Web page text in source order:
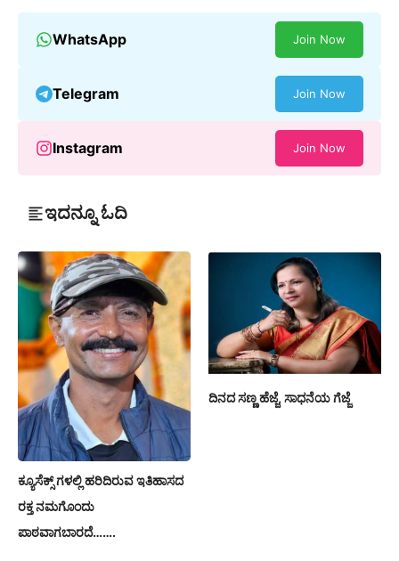
WhatsApp Join Now
Telegram Join Now
Instagram Join Now
ಇದನ್ನೂ ಓದಿ
ಕ್ಯೂಸೆಕ್ಸ್ ಗಳಲ್ಲಿ ಹರಿದಿರುವ ಇತಿಹಾಸದ
ರಕ್ತ ನಮಗೊಂದು
ಪಾಠವಾಗಬಾರದೆ…….
ದಿನದ ಸಣ್ಣ ಹೆಜ್ಜೆ, ಸಾಧನೆಯ ಗೆಜ್ಜೆ